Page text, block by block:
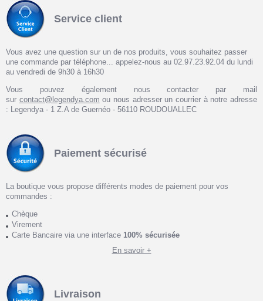
Service client
Vous avez une question sur un de nos produits, vous souhaitez passer
une commande par téléphone... appelez-nous au 02.97.23.92.04 du lundi
au vendredi de 9h30 à 16h30
Vous pouvez également nous contacter par mail
sur contact@legendya.com ou nous adresser un courrier à notre adresse
: Legendya - 1 Z.A de Guernéo - 56110 ROUDOUALLEC
Paiement sécurisé
La boutique vous propose différents modes de paiement pour vos
commandes :
Chèque
Virement
Carte Bancaire via une interface 100% sécurisée
En savoir +
Livraison